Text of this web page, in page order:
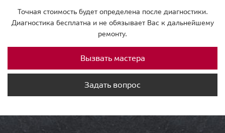
Точная стоимость будет определена после диагностики.
Диагностика бесплатна и не обязывает Вас к дальнейшему
ремонту.
Вызвать мастера
Задать вопрос